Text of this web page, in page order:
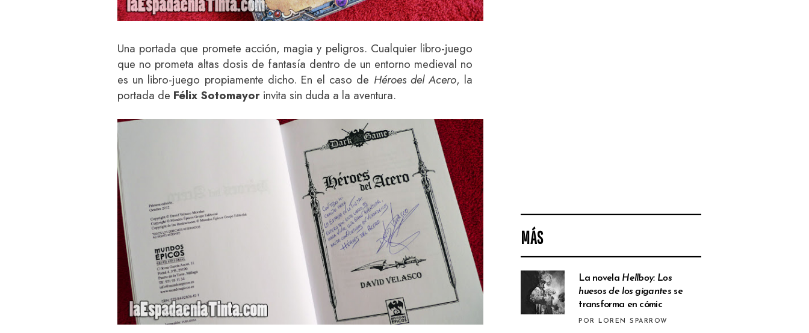
MÁS
La novela Hellboy: Los
huesos de los gigantesse
transforma en cómic
POR LOREN SPARROW
Una portada que promete acción, magia y peligros. Cualquier libro-juego
que no prometa altas dosis de fantasía dentro de un entorno medieval no
es un libro-juego propiamente dicho. En el caso de Héroes del Acero, la
portada de Félix Sotomayor invita sin duda a la aventura.